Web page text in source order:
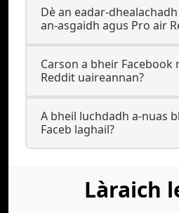
Dè an eadar-
an-asgaidh agus Pro air
Carson a bheir Facebook
Reddit uaireannan?
A bheil luchdadh a-nuas
Faceb laghail?
Làraich